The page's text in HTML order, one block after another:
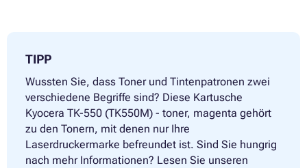
TIPP
Wussten Sie, dass Toner und Tintenpatronen zwei
verschiedene Begriffe sind? Diese Kartusche
Kyocera TK-550 (TK550M) - toner, magenta gehört
zu den Tonern, mit denen nur Ihre
Laserdruckermarke befreundet ist. Sind Sie hungrig
nach mehr Informationen? Lesen Sie unseren